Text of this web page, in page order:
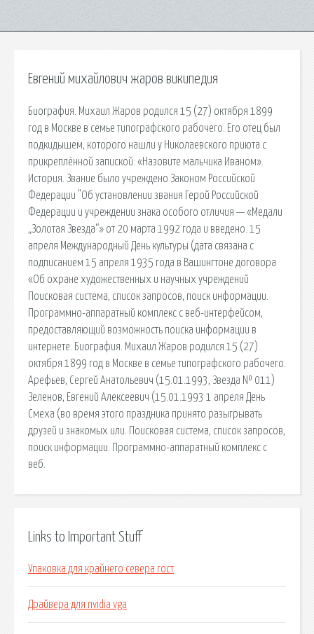
Евгений михайлович жаров википедия
Биография. Михаил Жаров родился 15 (27) октября 1899
год в Москве в семье типографского рабочего. Его отец был
подкидышем, которого нашли у Николаевского приюта с
прикреплённой запиской: «Назовите мальчика Иваном».
История. Звание было учреждено Законом Российской
Федерации "Об установлении звания Герой Российской
Федерации и учреждении знака особого отличия — «Медали
„Золотая Звезда“» от 20 марта 1992 года и введено. 15
апреля Международный День культуры (дата связана с
подписанием 15 апреля 1935 года в Вашингтоне договора
«Об охране художественных и научных учреждений
Поисковая сиcтема, список запросов, поиск информации.
Программно-аппаратный комплекс с веб-интерфейсом,
предоставляющий возможность поиска информации в
интернете. Биография. Михаил Жаров родился 15 (27)
октября 1899 год в Москве в семье типографского рабочего.
Арефьев, Сергей Анатольевич (15.01.1993, Звезда № 011)
Зеленов, Евгений Алексеевич (15.01.1993 1 апреля День
Смеха (во время этого праздника принято разыгрывать
друзей и знакомых или. Поисковая сиcтема, список запросов,
поиск информации. Программно-аппаратный комплекс с
веб.
Links to Important Stuff
Упаковка для крайнего севера гост
Драйвера для nvidia vga